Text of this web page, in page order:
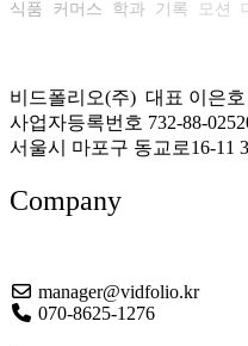
식품
커머스 학과 기록 모션
비드폴리오(주) 대표 이은호
사업자등록번호 732-88-
서울시 마포구 동교로16-11
Company
manager@vidfolio.kr
070-8625-1276